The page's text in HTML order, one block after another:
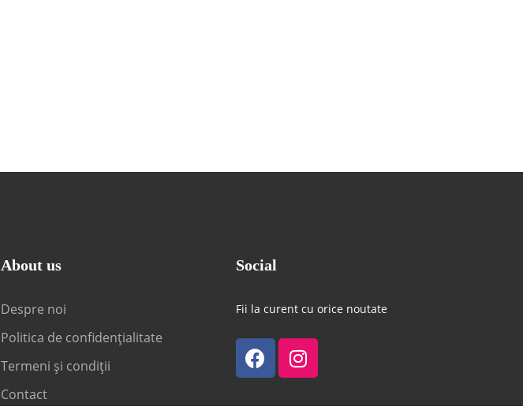
About us
Despre noi
Politica de confidențialitate
Termeni și condiții
Contact
Social
Fii la curent cu orice noutate